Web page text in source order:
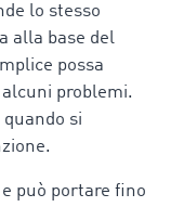
lo stesso
alla base del
possa
problemi.
si
può portare fino